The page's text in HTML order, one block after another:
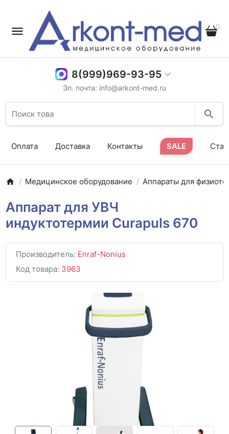
0
8(999)969-93-95
Эл. почта: info@arkont-med.ru
Оплата Доставка Контакты SALE
Медицинское оборудование Аппараты для
Аппарат для УВЧ
индуктотермии Curapuls 670
Производитель: Enraf-Nonius
Код товара: 3963